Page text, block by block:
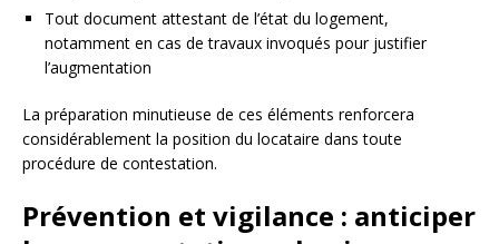
Tout document attestant de l’état du logement,
notamment en cas de travaux invoqués pour justifier
l’augmentation
La préparation minutieuse de ces éléments renforcera
considérablement la position du locataire dans toute
procédure de contestation.
Prévention et vigilance : anticiper